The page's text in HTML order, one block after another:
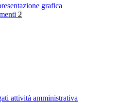
grafica
2
attività amministrativa